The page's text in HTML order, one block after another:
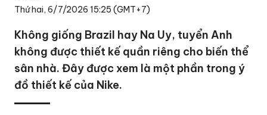
Thứ hai, 6/7/2026 15:25 (GMT+7)
Không giống Brazil hay Na Uy, tuyển Anh
không được thiết kế quần riêng cho biến thể
sân nhà. Đây được xem là một phần trong ý
đồ thiết kế của Nike.